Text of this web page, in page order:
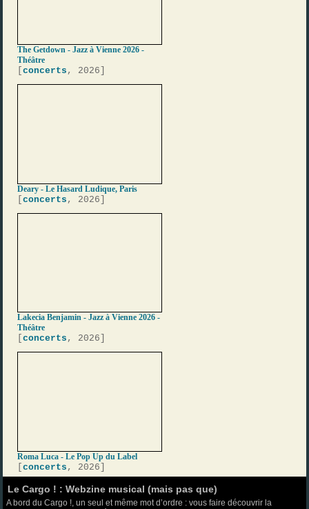
The Getdown - Jazz à Vienne 2026 -
Théâtre
[concerts , 2026]
Deary - Le Hasard Ludique, Paris
[concerts , 2026]
Lakecia Benjamin - Jazz à Vienne 2026 -
Théâtre
[concerts , 2026]
Roma Luca - Le Pop Up du Label
[concerts , 2026]
Le Cargo ! : Webzine musical (mais pas que)
A bord du Cargo !, un seul et même mot d’ordre : vous faire découvrir la